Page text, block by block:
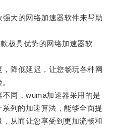
大的网络加速器软件来帮助
具优势的网络加速器软
降低延迟，让您畅玩各种网
同，wuma加速器采用的是
列的加速算法，能够全面提
从而让您享受到更加流畅和